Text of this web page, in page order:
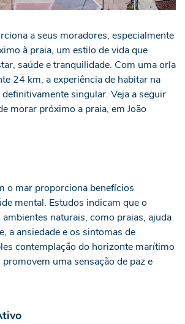
a seus moradores, especialmente
à praia, um estilo de vida que
saúde e tranquilidade. Com uma orla
24 km, a experiência de habitar na
singular. Veja a seguir
morar próximo a praia, em João
o mar proporciona benefícios
mental. Estudos indicam que o
naturais, como praias, ajuda
a ansiedade e os sintomas de
contemplação do horizonte marítimo
uma sensação de paz e